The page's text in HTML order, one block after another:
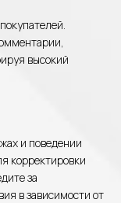
высокий
и поведении
корректировки
за
в зависимости от